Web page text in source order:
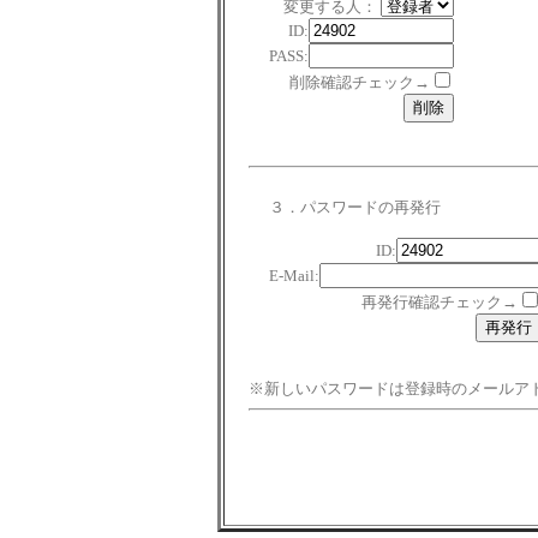
変更する人：
ID:
PASS:
削除確認チェック→
３．パスワードの再発行
ID:
E-Mail:
再発行確認チェック→
※新しいパスワードは登録時のメールア